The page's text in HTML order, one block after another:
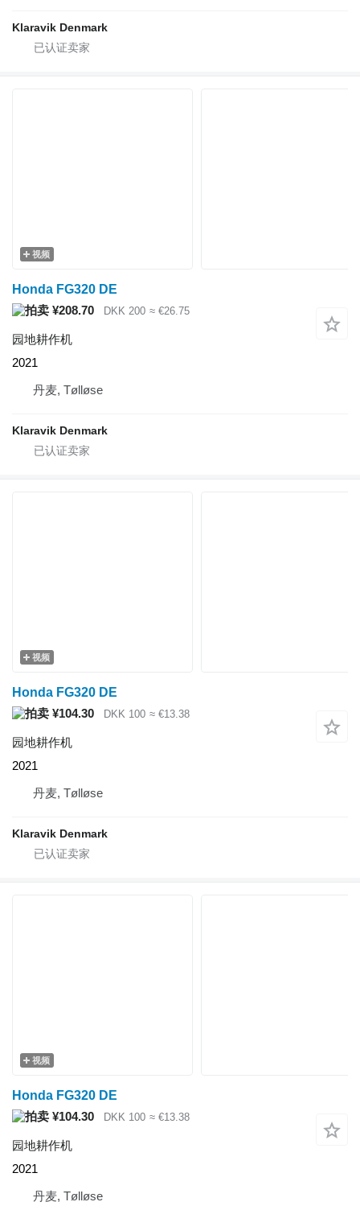
Klaravik Denmark
视频
Honda FG320 DE
¥208.70
DKK 200 ≈ €26.75
园地耕作机
2021
丹麦, Tølløse
Klaravik Denmark
视频
Honda FG320 DE
¥104.30
DKK 100 ≈ €13.38
园地耕作机
2021
丹麦, Tølløse
Klaravik Denmark
视频
Honda FG320 DE
¥104.30
DKK 100 ≈ €13.38
园地耕作机
2021
丹麦, Tølløse